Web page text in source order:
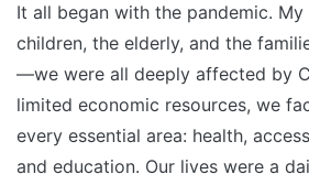
It all began with the pandemic.
children, the elderly, and the
—we were all deeply affected by
limited economic resources, we
every essential area: health,
and education. Our lives were a